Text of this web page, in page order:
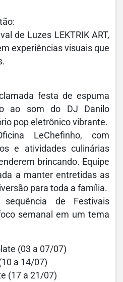
de Luzes LEKTRIK ART,
experiências visuais que
festa de espuma
ao som do DJ Danilo
pop eletrônico vibrante.
LeChefinho, com
e atividades culinárias
brincando. Equipe
a manter entretidas as
para toda a família.
de Festivais
semanal em um tema
(03 a 07/07)
a 14/07)
(17 a 21/07)